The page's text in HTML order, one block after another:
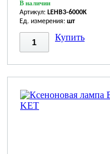
В наличии
Артикул: LEHB3-6000K
Ед. измерения: шт
Купить